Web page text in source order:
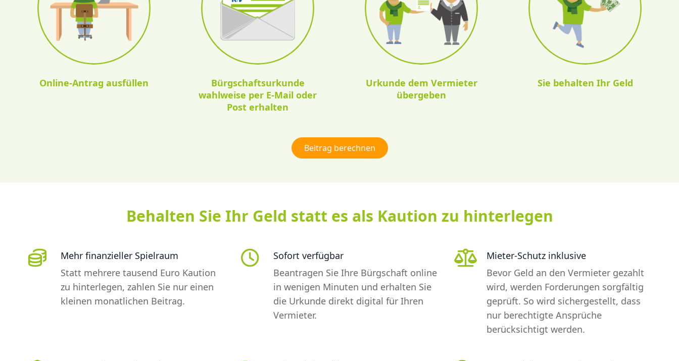
Online-Antrag ausfüllen
Bürgschaftsurkunde
wahlweise per E-Mail oder
Post erhalten
Urkunde dem Vermieter
übergeben
Sie behalten Ihr Geld
Beitrag berechnen
Behalten Sie Ihr Geld statt es als Kaution zu hinterlegen
Mehr finanzieller Spielraum
Statt mehrere tausend Euro Kaution
zu hinterlegen, zahlen Sie nur einen
kleinen monatlichen Beitrag.
Sofort verfügbar
Beantragen Sie Ihre Bürgschaft online
in wenigen Minuten und erhalten Sie
die Urkunde direkt digital für Ihren
Vermieter.
Mieter-Schutz inklusive
Bevor Geld an den Vermieter gezahlt
wird, werden Forderungen sorgfältig
geprüft. So wird sichergestellt, dass
nur berechtigte Ansprüche
berücksichtigt werden.